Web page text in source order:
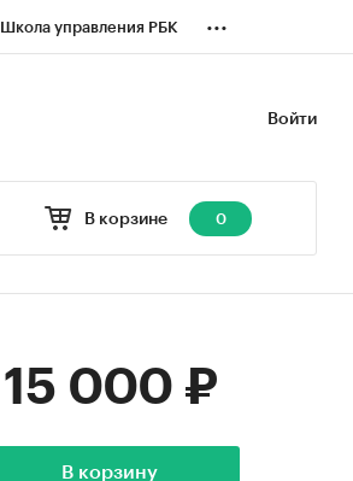
Школа управления РБК ...
Войти
В корзине 0
15 000 ₽
В корзину